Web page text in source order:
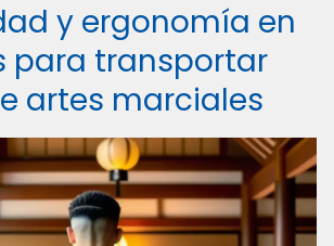
y ergonomía en
para transportar
artes marciales